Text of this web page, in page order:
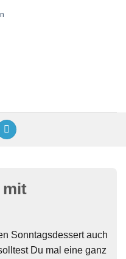
mit
Sonntagsdessert auch
Du mal eine ganz